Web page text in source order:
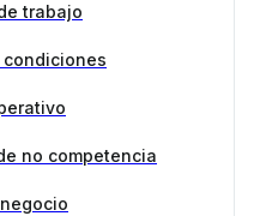
trabajo
condiciones
no competencia